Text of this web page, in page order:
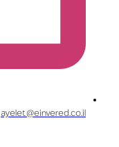
ayelet@einvered.co.il